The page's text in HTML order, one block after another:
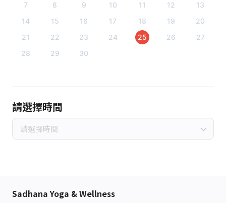
7
8 9 10 11 12
13
14
15 16 17 18 19
20
21
22 23 24 25 26
27
28
29 30
請選擇時間
請選擇時間
Sadhana Yoga & Wellness